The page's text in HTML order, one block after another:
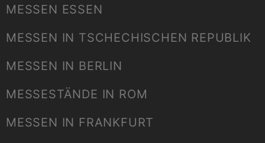
MESSEN ESSEN
MESSEN IN TSCHECHISCHEN REPUBLIK
MESSEN IN BERLIN
MESSESTÄNDE IN ROM
MESSEN IN FRANKFURT